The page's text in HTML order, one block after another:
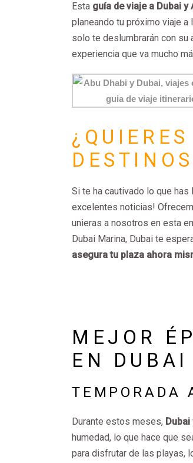
Esta guía de viaje a Dubai y
planeando tu próximo viaje a
solo te deslumbrarán con su
experiencia que va mucho
Si te ha cautivado lo que
excelentes noticias!
unieras a nosotros en esta
Dubai Marina, Dubai te
asegura tu plaza ahora
MEJOR
EN
TEMPORADA
Durante estos meses, Dubai
humedad, lo que hace que
para disfrutar de las playas,